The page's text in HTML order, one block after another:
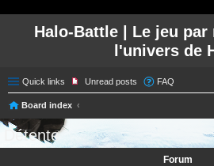
Halo-Battle | Le jeu
l'univers de
Quick links Unread posts FAQ
Board index
Détente
Forum